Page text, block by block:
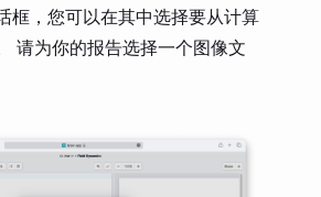
框，您可以在其中选择要从计算
请为你的报告选择一个图像文